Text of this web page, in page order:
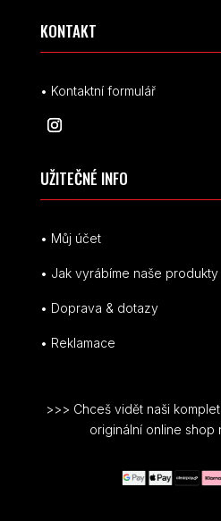
KONTAKT
• Kontaktní formulář
UŽITEČNÉ INFO
• Můj účet
• Jak vyrábíme naše produkty
• Doprava & dotazy
• Reklamace
>>> Chceš vidět naši
originální online shop